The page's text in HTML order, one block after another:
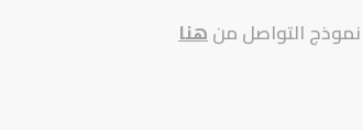
نموذج التواصل منهنا